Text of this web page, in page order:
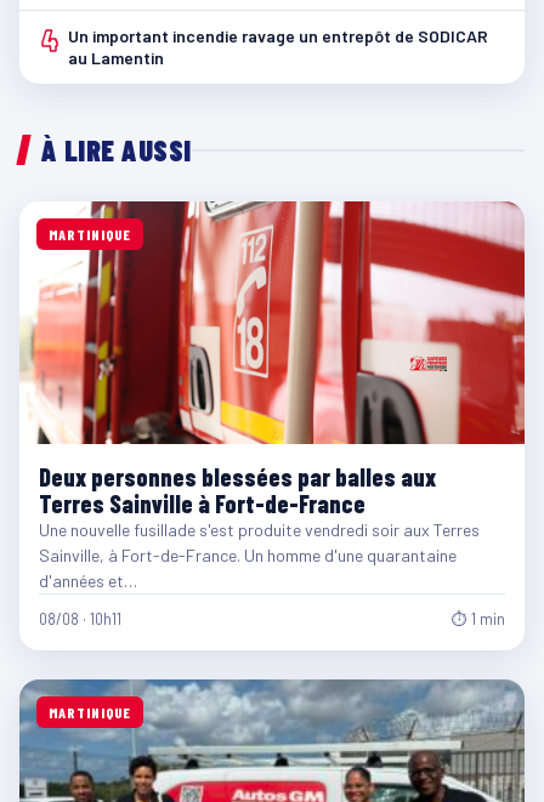
4 Un important incendie ravage un entrepôt de SODICAR
au Lamentin
À LIRE AUSSI
MARTINIQUE
Deux personnes blessées par balles aux
Terres Sainville à Fort-de-France
Une nouvelle fusillade s'est produite vendredi soir aux Terres
Sainville, à Fort-de-France. Un homme d'une quarantaine
d'années et…
08/08 · 10h11 ⏱ 1 min
MARTINIQUE